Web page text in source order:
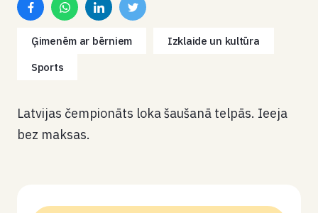
Ģimenēm ar bērniem
Izklaide un kultūra
Sports
Latvijas čempionāts loka šaušanā telpās. Ieeja
bez maksas.